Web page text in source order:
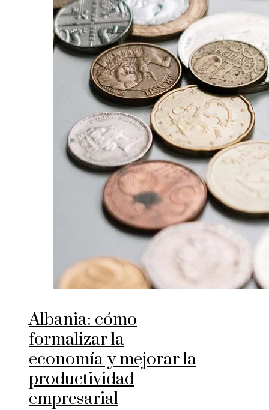
Albania: cómo
formalizar la
economía y mejorar la
productividad
empresarial